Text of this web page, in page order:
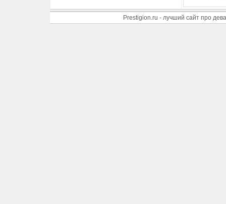
Prestigion.ru - лучший сайт про